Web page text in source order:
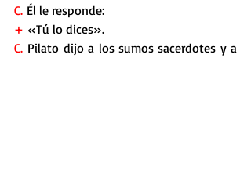
C. Él le responde:
+ «Tú lo dices».
C. Pilato dijo a los sumos sacerdotes y a